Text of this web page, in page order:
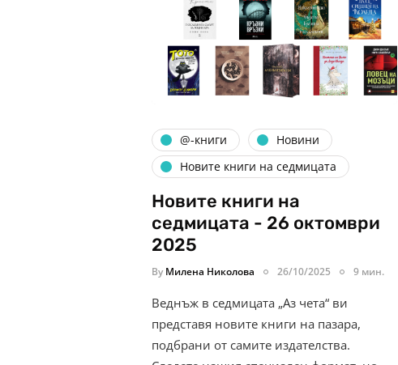
@-книги
Новини
Новите книги на седмицата
Новите книги на
седмицата - 26 октомври
2025
By Милена Николова 26/10/2025 9 мин.
Веднъж в седмицата „Аз чета“ ви
представя новите книги на пазара,
подбрани от самите издателства.